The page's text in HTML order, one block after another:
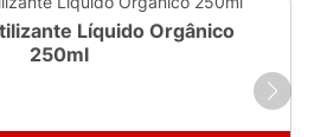
Líquido Orgânico
250ml